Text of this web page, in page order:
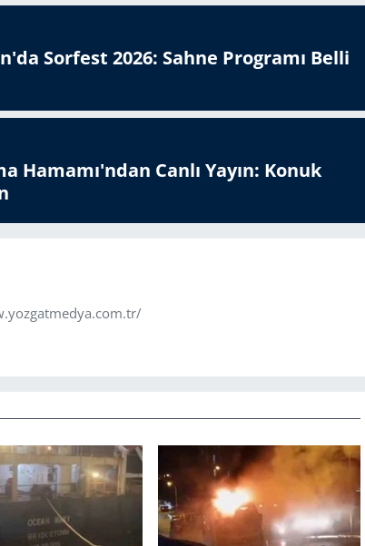
Sorfest 2026: Sahne Programı Belli
Hamamı'ndan Canlı Yayın: Konuk